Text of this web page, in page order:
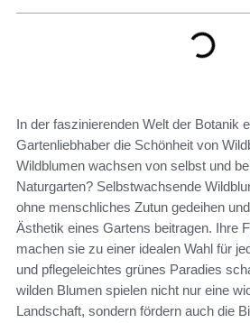
In der faszinierenden Welt der Botanik
Gartenliebhaber die Schönheit von
Wildblumen wachsen von selbst und
Naturgarten? Selbstwachsende
ohne menschliches Zutun gedeihen
Ästhetik eines Gartens beitragen. Ihre
machen sie zu einer idealen Wahl für
und pflegeleichtes grünes Paradies
wilden Blumen spielen nicht nur eine
Landschaft, sondern fördern auch die